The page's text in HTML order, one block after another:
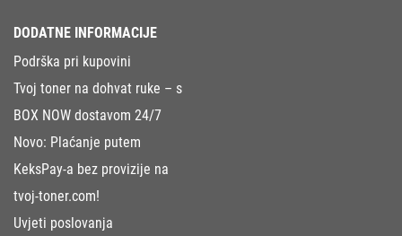
DODATNE INFORMACIJE
Podrška pri kupovini
Tvoj toner na dohvat ruke – s
BOX NOW dostavom 24/7
Novo: Plaćanje putem
KeksPay-a bez provizije na
tvoj-toner.com!
Uvjeti poslovanja